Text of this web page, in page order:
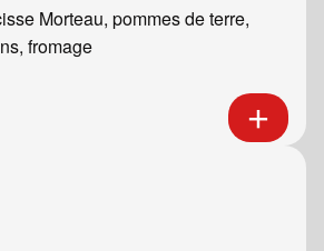
Morteau, pommes de terre,
fromage